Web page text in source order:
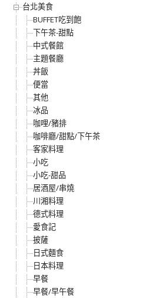
台北美食
BUFFET吃到飽
下午茶-甜點
中式餐館
主題餐廳
丼飯
便當
其他
冰品
咖哩/豬排
咖啡廳/甜點/下午茶
客家料理
小吃
小吃-甜品
居酒屋/串燒
川湘料理
德式料理
愛食記
披薩
日式麵食
日本料理
早餐
早餐/早午餐